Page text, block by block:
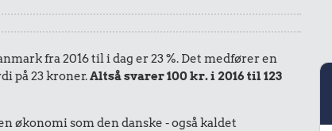
fra 2016 til i dag er 23 %. Det medfører en
på 23 kroner.Altså svarer 100 kr. i 2016 til 123
økonomi som den danske - også kaldet